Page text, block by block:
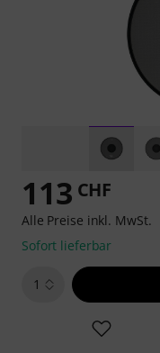
113 CHF
Alle Preise inkl. MwSt.
Sofort lieferbar
1